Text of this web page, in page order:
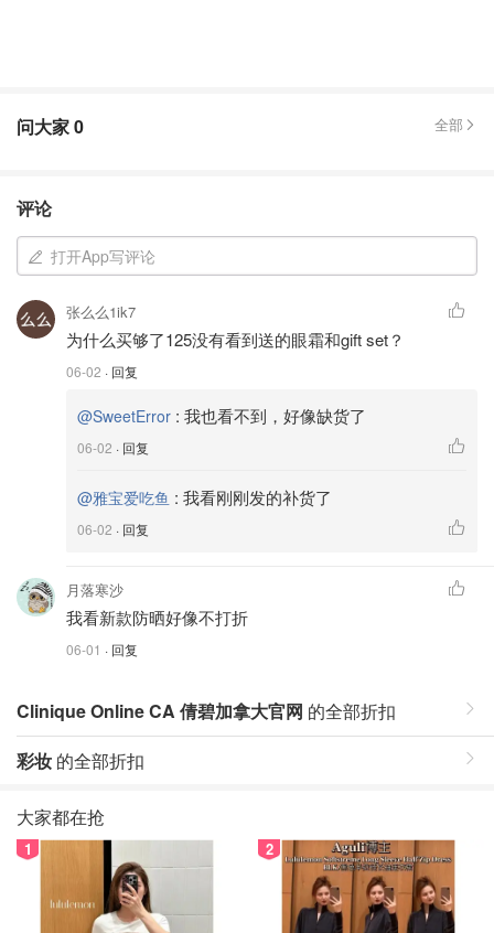
问大家0 全部
评论
打开App写评论
张么么1ik7
为什么买够了125没有看到送的眼霜和gift set？
06-02 · 回复
@SweetError : 我也看不到，好像缺货了
06-02 · 回复
@雅宝爱吃鱼 : 我看刚刚发的补货了
06-02 · 回复
月落寒沙
我看新款防晒好像不打折
06-01 · 回复
Clinique Online CA 倩碧加拿大官网 的全部折扣
彩妆 的全部折扣
大家都在抢
1 2